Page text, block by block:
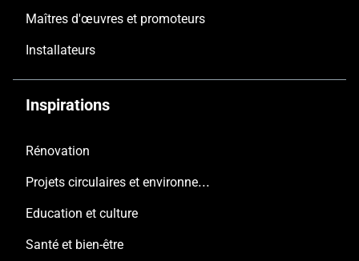
Maîtres d'œuvres et promoteurs
Installateurs
Inspirations
Rénovation
Projets circulaires et environnementaux
Education et culture
Santé et bien-être